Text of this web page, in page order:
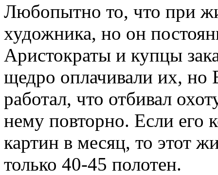
Любопытно то, что при
художника, но он
Аристократы и купцы
щедро оплачивали их, но
работал, что отбивал
нему повторно. Если его
картин в месяц, то этот
только 40-45 полотен.